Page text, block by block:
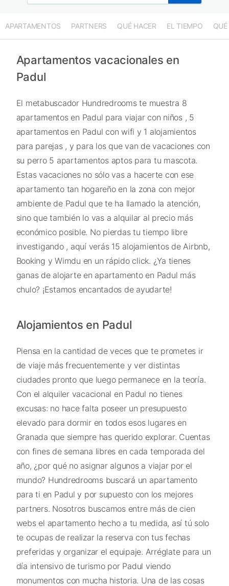
APARTAMENTOS PARTNERS QUÉ HACER EL TIEMPO QUÉ
Apartamentos vacacionales en
Padul
El metabuscador Hundredrooms te muestra 8
apartamentos en Padul para viajar con niños , 5
apartamentos en Padul con wifi y 1 alojamientos
para parejas , y para los que van de vacaciones con
su perro 5 apartamentos aptos para tu mascota.
Estas vacaciones no sólo vas a hacerte con ese
apartamento tan hogareño en la zona con mejor
ambiente de Padul que te ha llamado la atención,
sino que también lo vas a alquilar al precio más
económico posible. No pierdas tu tiempo libre
investigando , aquí verás 15 alojamientos de Airbnb,
Booking y Wimdu en un rápido click. ¿Ya tienes
ganas de alojarte en apartamento en Padul más
chulo? ¡Estamos encantados de ayudarte!
Alojamientos en Padul
Piensa en la cantidad de veces que te prometes ir
de viaje más frecuentemente y ver distintas
ciudades pronto que luego permanece en la teoría.
Con el alquiler vacacional en Padul no tienes
excusas: no hace falta poseer un presupuesto
elevado para dormir en todos esos lugares en
Granada que siempre has querido explorar. Cuentas
con fines de semana libres en cada temporada del
año, ¿por qué no asignar algunos a viajar por el
mundo? Hundredrooms buscará un apartamento
para ti en Padul y por supuesto con los mejores
partners. Nosotros buscamos entre más de cien
webs el apartamento hecho a tu medida, así tú solo
te ocupas de realizar la reserva con tus fechas
preferidas y organizar el equipaje. Arréglate para un
día intensivo de turismo por Padul viendo
monumentos con mucha historia. Una de las cosas